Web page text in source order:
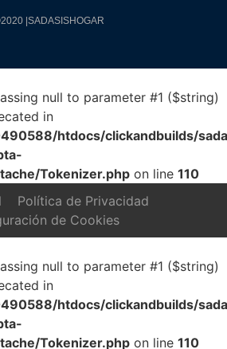
|SADASISHOGAR
null to parameter #1 ($string)
in
htdocs/clickandbuilds/
Tokenizer.php on line 110
Política de Privacidad
de Cookies
null to parameter #1 ($string)
in
htdocs/clickandbuilds/
Tokenizer.php on line 110